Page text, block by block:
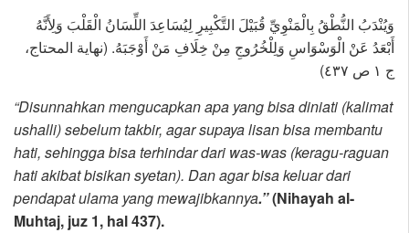
وَيُنْدَبُ النُّطْقُ بِالْمَنْوِيِّ قُبَيْلَ التَّكْبِيرِ لِيُسَاعِدَ اللِّسَانُ الْقَلْبَ وَلِأَنَّهُ
أَبْعَدُ عَنْ الْوَسْوَاسِ وَلِلْخُرُوجِ مِنْ خِلَافِ مَنْ أَوْجَبَهُ. (نهاية المحتاج،
ج ١ ص ٤٣٧)
“Disunnahkan mengucapkan apa yang bisa diniati (kalimat
ushalli) sebelum takbir, agar supaya lisan bisa membantu
hati, sehingga bisa terhindar dari was-was (keragu-raguan
hati akibat bisikan syetan). Dan agar bisa keluar dari
pendapat ulama yang mewajibkannya.”(Nihayah al-
Muhtaj, juz 1, hal 437).